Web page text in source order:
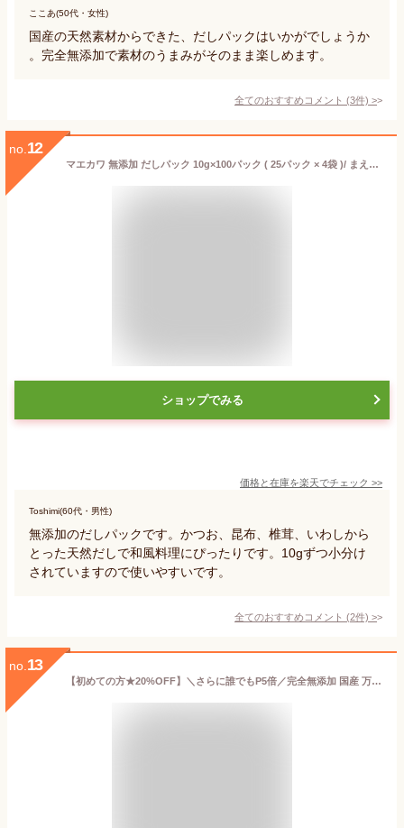
ここあ(50代・女性)
国産の天然素材からできた、だしパックはいかがでしょうか
。完全無添加で素材のうまみがそのまま楽しめます。
全てのおすすめコメント (3件) >
no. 12
マエカワ 無添加 だしパック 10g×100パック ( 25パック × 4袋 )/ まえか和 マエカワテイスト 天然だしパック 特撰 赤ちゃん ベビーフード 離乳食 無塩 だし 和風だし 万能調味料 天然だし かつお 昆布 椎茸 いわし 和風料理 完全無添加 国産 天然 ポイント消化 送料無料
ショップでみる
価格と在庫を楽天でチェック >>
Toshimi(60代・男性)
無添加のだしパックです。かつお、昆布、椎茸、いわしから
とった天然だしで和風料理にぴったりです。10gずつ小分け
されていますので使いやすいです。
全てのおすすめコメント (2件) >
no. 13
【初めての方★20%OFF】＼さらに誰でもP5倍／完全無添加 国産 万能味だし 10g×40包入り 送料無料 だしパック 赤ちゃん 用 だし 離乳食 無添加だしパック 食塩不使用 無塩 無添加 減塩 出汁 パック だしの素 水出し 合わせだし いりこ 煮干し 鰹節 さば節 いわし 栄養